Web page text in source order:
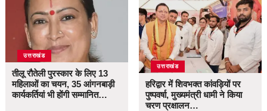
उत्तराखंड
तीलू रौतेली पुरस्कार के लिए 13
महिलाओं का चयन, 35 आंगनबाड़ी
कार्यकर्तियां भी होंगी सम्मानित…
उत्तराखंड
हरिद्वार में शिवभक्त कांवड़ियों पर
पुष्पवर्षा, मुख्यमंत्री धामी ने किया
चरण प्रक्षालन…